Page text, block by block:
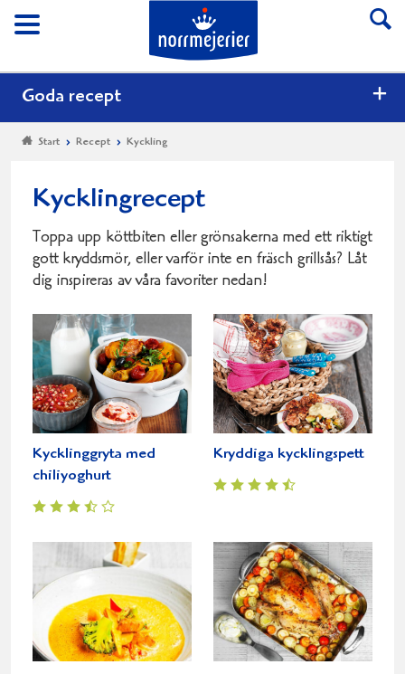
Meny
Till Norrmejerier
Goda recept
Start Recept Kyckling
Kycklingrecept
Toppa upp köttbiten eller grönsakerna med ett riktigt
gott kryddsmör, eller varför inte en fräsch grillsås? Låt
dig inspireras av våra favoriter nedan!
Kycklinggryta med
chiliyoghurt
Kryddiga kycklingspett